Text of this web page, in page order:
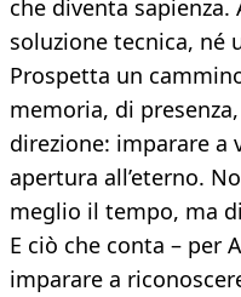
che diventa
soluzione tecnica, né
Prospetta un
memoria, di
direzione: imparare a
apertura all’eterno.
meglio il tempo, ma
E ciò che conta – per
imparare a